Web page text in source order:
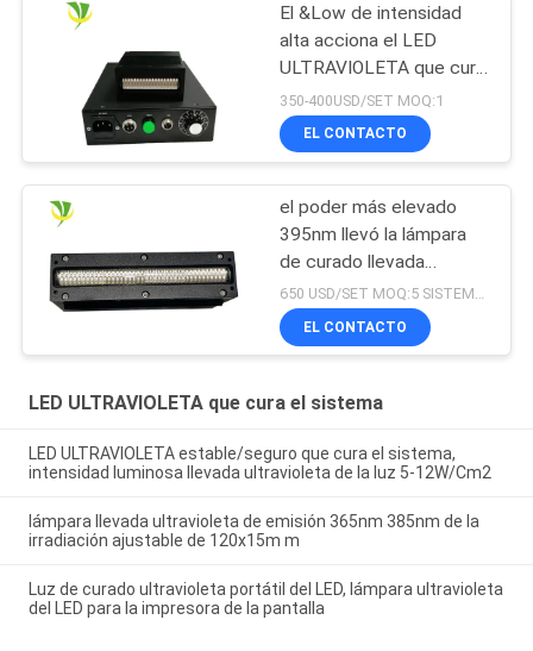
El &Low de intensidad
alta acciona el LED
ULTRAVIOLETA que cura
el secador
ULTRAVIOLETA de la
lámpara para la tinta
350-400USD/SET MOQ:1
EL CONTACTO
el poder más elevado
395nm llevó la lámpara
de curado llevada
ultravioleta para la
impresora ultravioleta
plana
650 USD/SET MOQ:5 SISTEMAS
EL CONTACTO
LED ULTRAVIOLETA que cura el sistema
LED ULTRAVIOLETA estable/seguro que cura el sistema,
intensidad luminosa llevada ultravioleta de la luz 5-12W/Cm2
lámpara llevada ultravioleta de emisión 365nm 385nm de la
irradiación ajustable de 120x15m m
Luz de curado ultravioleta portátil del LED, lámpara ultravioleta
del LED para la impresora de la pantalla